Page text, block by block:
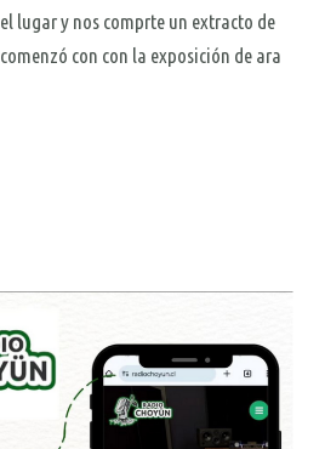
lugar y nos comprte un extracto de
con con la exposición de ara